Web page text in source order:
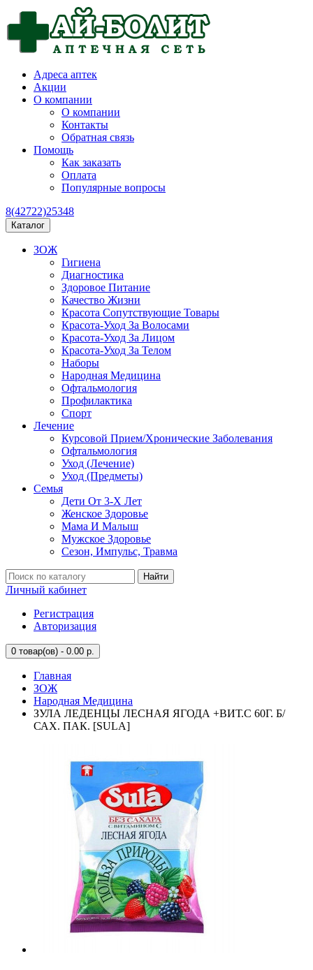
Адреса аптек
Акции
О компании
О компании
Контакты
Обратная связь
Помощь
Как заказать
Оплата
Популярные вопросы
8(42722)25348
Каталог
ЗОЖ
Гигиена
Диагностика
Здоровое Питание
Качество Жизни
Красота Сопутствующие Товары
Красота-Уход За Волосами
Красота-Уход За Лицом
Красота-Уход За Телом
Наборы
Народная Медицина
Офтальмология
Профилактика
Спорт
Лечение
Курсовой Прием/Хронические Заболевания
Офтальмология
Уход (Лечение)
Уход (Предметы)
Семья
Дети От 3-Х Лет
Женское Здоровье
Мама И Малыш
Мужское Здоровье
Сезон, Импульс, Травма
Найти
Личный кабинет
Регистрация
Авторизация
0 товар(ов) - 0.00 р.
Главная
ЗОЖ
Народная Медицина
ЗУЛА ЛЕДЕНЦЫ ЛЕСНАЯ ЯГОДА +ВИТ.С 60Г. Б/
САХ. ПАК. [SULA]